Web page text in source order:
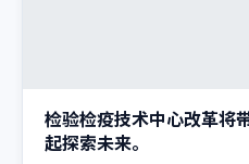
检验检疫技术中心改革将
起探索未来。